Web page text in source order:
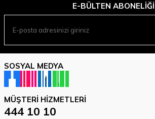
E-BÜLTEN ABONELIĞI
SOSYAL MEDYA
MÜŞTERI HIZMETLERI
444 10 10